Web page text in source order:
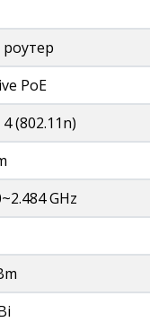
роутер
PoE
(802.11n)
GHz